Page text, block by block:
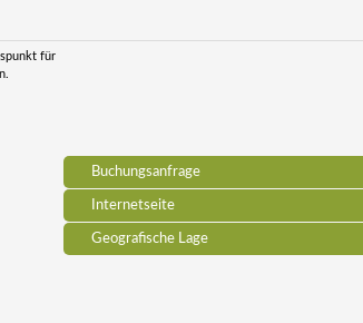
Buchungsanfrage
Internetseite
Geografische Lage
für